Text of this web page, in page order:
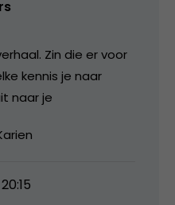
Zin die er voor
kennis je naar
naar je